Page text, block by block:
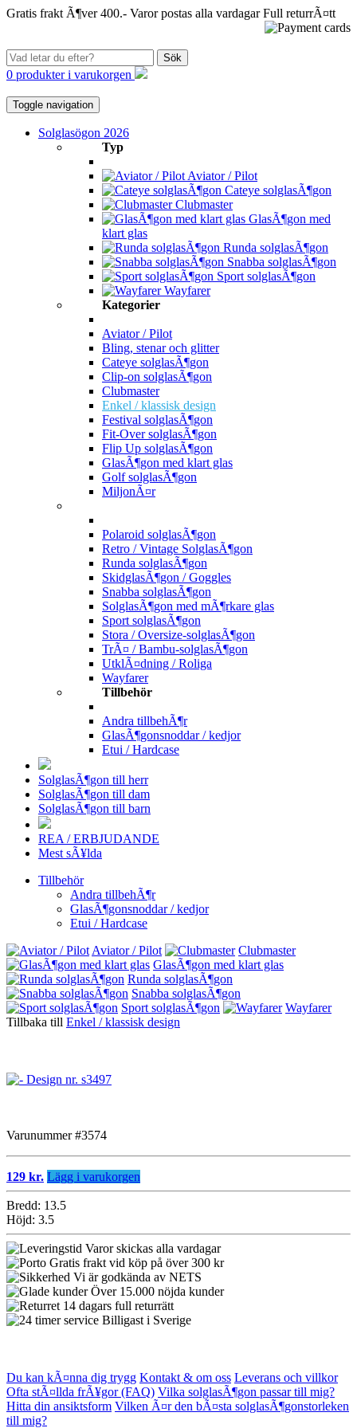
Gratis frakt Ã¶ver 400.- Varor postas alla vardagar Full returrÃ¤tt
Sök
0 produkter i varukorgen
Toggle navigation
Solglasögon 2026
Typ
Aviator / Pilot
Cateye solglasÃ¶gon
Clubmaster
GlasÃ¶gon med
klart glas
Runda solglasÃ¶gon
Snabba solglasÃ¶gon
Sport solglasÃ¶gon
Wayfarer
Kategorier
Aviator / Pilot
Bling, stenar och glitter
Cateye solglasÃ¶gon
Clip-on solglasÃ¶gon
Clubmaster
Enkel / klassisk design
Festival solglasÃ¶gon
Fit-Over solglasÃ¶gon
Flip Up solglasÃ¶gon
GlasÃ¶gon med klart glas
Golf solglasÃ¶gon
MiljonÃ¤r
Polaroid solglasÃ¶gon
Retro / Vintage SolglasÃ¶gon
Runda solglasÃ¶gon
SkidglasÃ¶gon / Goggles
Snabba solglasÃ¶gon
SolglasÃ¶gon med mÃ¶rkare glas
Sport solglasÃ¶gon
Stora / Oversize-solglasÃ¶gon
TrÃ¤ / Bambu-solglasÃ¶gon
UtklÃ¤dning / Roliga
Wayfarer
Tillbehör
Andra tillbehÃ¶r
GlasÃ¶gonsnoddar / kedjor
Etui / Hardcase
SolglasÃ¶gon till herr
SolglasÃ¶gon till dam
SolglasÃ¶gon till barn
REA / ERBJUDANDE
Mest sÃ¥lda
Tillbehör
Andra tillbehÃ¶r
GlasÃ¶gonsnoddar / kedjor
Etui / Hardcase
Aviator / Pilot
Clubmaster
GlasÃ¶gon med klart glas
Runda solglasÃ¶gon
Snabba solglasÃ¶gon
Sport solglasÃ¶gon
Wayfarer
Tillbaka till Enkel / klassisk design
Varunummer #3574
129 kr. Lägg i varukorgen
Bredd: 13.5
Höjd: 3.5
Varor skickas alla vardagar
Gratis frakt vid köp på över 300 kr
Vi är godkända av NETS
Över 15.000 nöjda kunder
14 dagars full returrätt
Billigast i Sverige
Du kan kÃ¤nna dig trygg Kontakt & om oss Leverans och villkor
Ofta stÃ¤llda frÃ¥gor (FAQ) Vilka solglasÃ¶gon passar till mig?
Hitta din ansiktsform Vilken Ã¤r den bÃ¤sta solglasÃ¶gonstorleken
till mig?